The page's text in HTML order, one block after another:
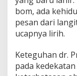
bom, ada
pesan dari
ucapnya lirih.
Keteguhan dr.
pada